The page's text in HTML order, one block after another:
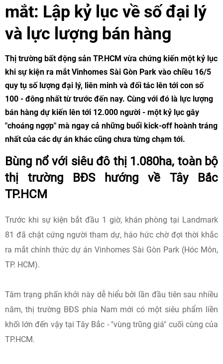
mắt: Lập kỷ lục về số đại lý
và lực lượng bán hàng
Thị trường bất động sản TP.HCM vừa chứng kiến một kỷ lục
khi sự kiện ra mắt Vinhomes Sài Gòn Park vào chiều 16/5
quy tụ số lượng đại lý, liên minh và đối tác lên tới con số
100 - đông nhất từ trước đến nay. Cùng với đó là lực lượng
bán hàng dự kiến lên tới 12.000 người - một kỷ lục gây
"choáng ngợp" mà ngay cả những buổi kick-off hoành tráng
nhất của các dự án khác cũng chưa từng chạm tới.
Bùng nổ với siêu đô thị 1.080ha, toàn bộ
thị trường BĐS hướng về Tây Bắc
TP.HCM
Trước khi sự kiện bắt đầu 1 giờ, khán phòng tại Landmark
81 đã chật cứng người tham dự, háo hức chờ đợi thời khắc
ra mắt chính thức dự án Vinhomes Sài Gòn Park (Hóc Môn,
TP. HCM).
Tâm trạng phấn khởi này dễ hiểu bởi lần đầu tiên sau nhiều
năm, thị trường BĐS phía Nam mới có một siêu phẩm liền
khối lớn đến vậy tại Tây Bắc - "vùng trũng giá" cuối cùng của
TP.HCM.